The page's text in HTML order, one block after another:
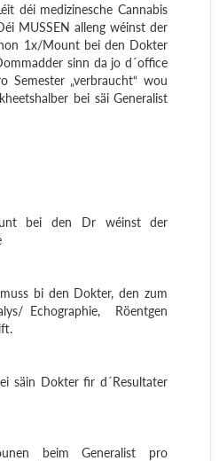
déi medizinesche Cannabis
MUSSEN alleng wéinst der
1x/Mount bei den Dokter
sinn da jo d´office
Semester „verbraucht“ wou
bei säi Generalist
bei den Dr wéinst der
bi den Dokter, den zum
Echographie,
Röentgen
säin Dokter fir d´Resultater
beim Generalist pro